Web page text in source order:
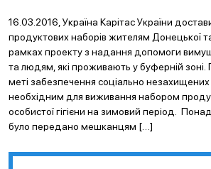
16.03.2016, Україна Карітас України
продуктових наборів жителям Донецької та
рамках проекту з надання допомоги
та людям, які проживають у буферній
меті забезпечення соціально незахищених
необхідним для виживання набором
особистої гігієни на зимовий період.
було передано мешканцям […]